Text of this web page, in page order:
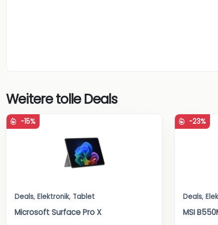
Weitere tolle Deals
-15%
Deals, Elektronik, Tablet
Microsoft Surface Pro X
-23%
Deals,
MSI